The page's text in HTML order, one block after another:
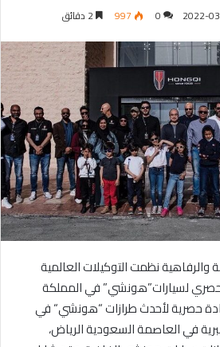
2022-
0
997
والرفاهيةنظمت التوكيلات العالمية
لسيارات”هونشي” في المملكة
حصرية لأحدث طرازات“هونشي“في
في العاصمة السعودية الرياض،